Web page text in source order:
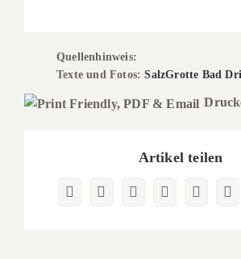
Quellenhinweis:
Texte und Fotos:SalzGrotte Bad
Artikel teilen
Facebook
X RedditLinkedIn